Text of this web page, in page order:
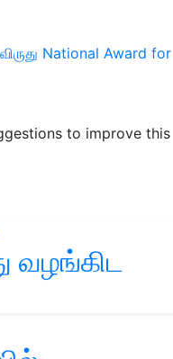
National Award for
to improve this
வழங்கிட